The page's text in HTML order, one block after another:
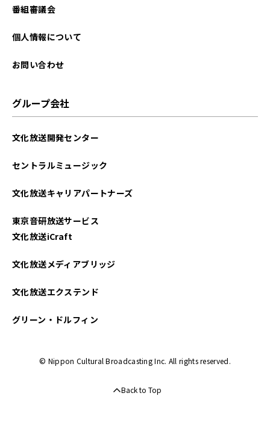
番組審議会
個人情報について
お問い合わせ
グループ会社
文化放送開発センター
セントラルミュージック
文化放送キャリアパートナーズ
東京音研放送サービス
文化放送iCraft
文化放送メディアブリッジ
文化放送エクステンド
グリーン・ドルフィン
© Nippon Cultural Broadcasting Inc. All rights reserved.
Back to Top